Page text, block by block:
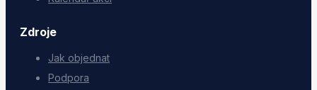
Zdroje
Jak objednat
Podpora